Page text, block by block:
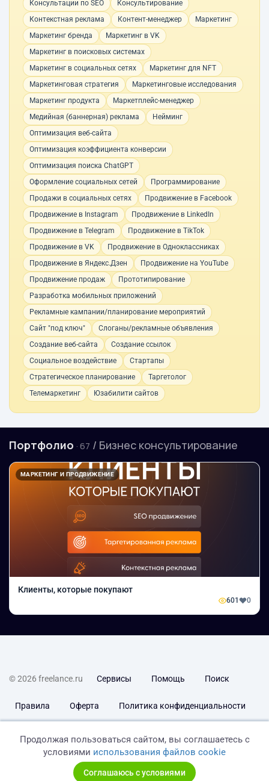
Консультации по SEO
Консультирование
Контекстная реклама
Контент-менеджер
Маркетинг
Маркетинг бренда
Маркетинг в VK
Маркетинг в поисковых системах
Маркетинг в социальных сетях
Маркетинг для NFT
Маркетинговая стратегия
Маркетинговые исследования
Маркетинг продукта
Маркетплейс-менеджер
Медийная (баннерная) реклама
Нейминг
Оптимизация веб-сайта
Оптимизация коэффициента конверсии
Оптимизация поиска ChatGPT
Оформление социальных сетей
Программирование
Продажи в социальных сетях
Продвижение в Facebook
Продвижение в Instagram
Продвижение в LinkedIn
Продвижение в Telegram
Продвижение в TikTok
Продвижение в VK
Продвижение в Одноклассниках
Продвижение в Яндекс.Дзен
Продвижение на YouTube
Продвижение продаж
Прототипирование
Разработка мобильных приложений
Рекламные кампании/планирование мероприятий
Сайт "под ключ"
Слоганы/рекламные объявления
Создание веб-сайта
Создание ссылок
Социальное воздействие
Стартапы
Стратегическое планирование
Таргетолог
Телемаркетинг
Юзабилити сайтов
Портфолио · 67 / Бизнес консультирование
МАРКЕТИНГ И ПРОДВИЖЕНИЕ
Клиенты, которые покупают
601 0
© 2026 freelance.ru Сервисы Помощь Поиск
Правила Оферта Политика конфиденциальности
Продолжая пользоваться сайтом, вы соглашаетесь с
условиями использования файлов cookie
Соглашаюсь с условиями